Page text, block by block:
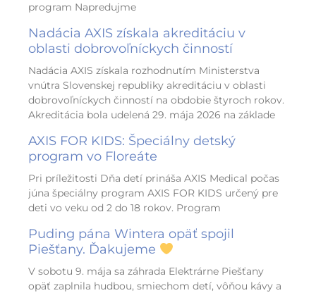
program Napredujme
Nadácia AXIS získala akreditáciu v
oblasti dobrovoľníckych činností
Nadácia AXIS získala rozhodnutím Ministerstva
vnútra Slovenskej republiky akreditáciu v oblasti
dobrovoľníckych činností na obdobie štyroch rokov.
Akreditácia bola udelená 29. mája 2026 na základe
AXIS FOR KIDS: Špeciálny detský
program vo Floreáte
Pri príležitosti Dňa detí prináša AXIS Medical počas
júna špeciálny program AXIS FOR KIDS určený pre
deti vo veku od 2 do 18 rokov. Program
Puding pána Wintera opäť spojil
Piešťany. Ďakujeme
V sobotu 9. mája sa záhrada Elektrárne Piešťany
opäť zaplnila hudbou, smiechom detí, vôňou kávy a